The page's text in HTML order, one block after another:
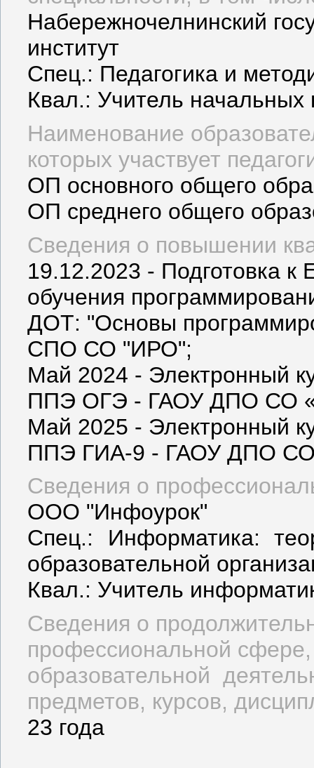
Набережночелнинский
институт
Спец.: Педагогика и
Квал.: Учитель начальных
Наименование
которых участвует
ОП основного общего
ОП среднего общего
Сведения о повышении
19.12.2023 - Подготовка
обучения
ДОТ: "Основы
СПО СО "ИРО";
Май 2024 - Электронный
ППЭ ОГЭ - ГАОУ ДПО СО
Май 2025 - Электронный
ППЭ ГИА-9 - ГАОУ ДПО
Сведения о
ООО "Инфоурок"
Спец.: Информатика:
образовательной
Квал.: Учитель
Сведения о
профессиональной
образовательной
предметов, курсов,
23 года